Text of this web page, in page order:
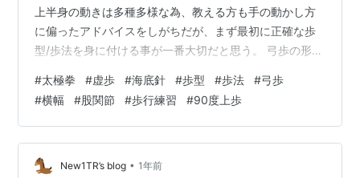
上半身の動きは多種多様な為、教える方も手の動かし方
に偏ったアドバイスをしがちだが、まず最初に正確な歩
型/歩法を身に付ける事が一番大切だと思う。 弓歩の形に
ついてはあまり厳しく教えて居ない様に感じる。 特に、
簡化24式太極拳の海底針で行う虚歩の形は、右足の膝が
内側に捩じれ、爪先の方向とずれる人がかなり多くて、
膝を痛めないかと気になって仕方がない。 ある先輩は
「そのまま膝を曲げて床に置いた荷物を持ち上げる動作
#太極拳 #虚歩 #海底針 #歩型 #歩法 #弓歩
#横幅 #股関節 #歩行練習 #90度上歩
New1TR’s blog • 1年前